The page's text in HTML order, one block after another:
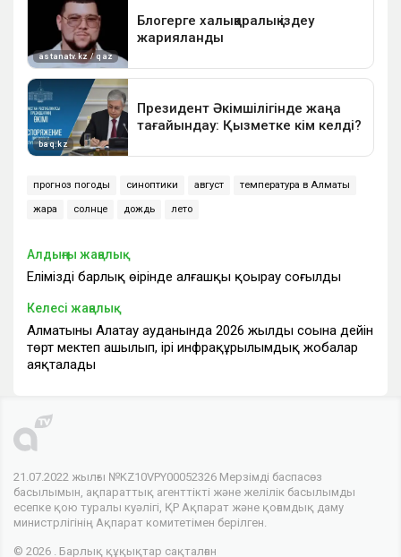
прогноз погоды синоптики август температура в Алматы
жара солнце дождь лето
Алдыңғы жаңалық
Еліміздің барлық өңірінде алғашқы қоңырау соғылды
Келесі жаңалық
Алматының Алатау ауданында 2026 жылдың соңына дейін
төрт мектеп ашылып, ірі инфрақұрылымдық жобалар
аяқталады
21.07.2022 жылғы №KZ10VPY00052326 Мерзімді баспасөз
басылымын, ақпараттық агенттікті және желілік басылымды
есепке қою туралы куәлігі, ҚР Ақпарат және қоғамдық даму
министрлігінің Ақпарат комитетімен берілген.
© 2026 . Барлық құқықтар сақталған